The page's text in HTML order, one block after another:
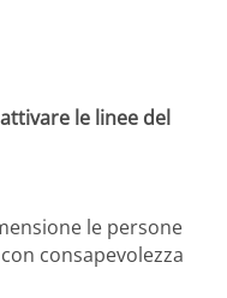
le linee del
le persone
consapevolezza